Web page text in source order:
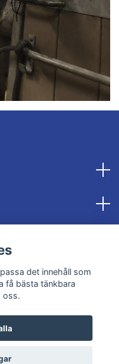
by Quickbutik
det innehåll som
få bästa tänkbara
oss.